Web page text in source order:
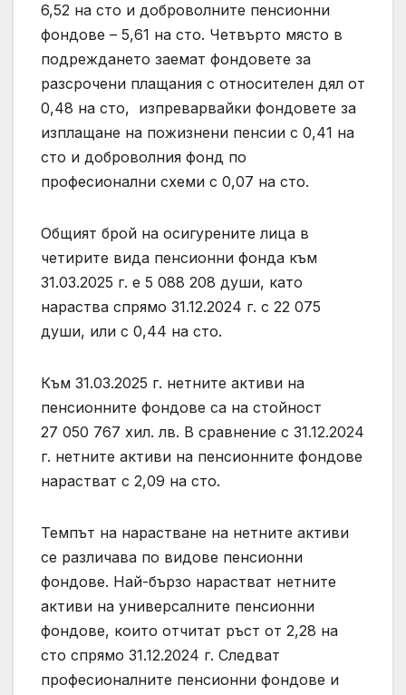
6,52 на сто и доброволните пенсионни
фондове – 5,61 на сто. Четвърто място в
подреждането заемат фондовете за
разсрочени плащания с относителен дял от
0,48 на сто, изпреварвайки фондовете за
изплащане на пожизнени пенсии с 0,41 на
сто и доброволния фонд по
професионални схеми с 0,07 на сто.
Общият брой на осигурените лица в
четирите вида пенсионни фонда към
31.03.2025 г. е 5 088 208 души, като
нараства спрямо 31.12.2024 г. с 22 075
души, или с 0,44 на сто.
Към 31.03.2025 г. нетните активи на
пенсионните фондове са на стойност
27 050 767 хил. лв. В сравнение с 31.12.2024
г. нетните активи на пенсионните фондове
нарастват с 2,09 на сто.
Темпът на нарастване на нетните активи
се различава по видове пенсионни
фондове. Най-бързо нарастват нетните
активи на универсалните пенсионни
фондове, които отчитат ръст от 2,28 на
сто спрямо 31.12.2024 г. Следват
професионалните пенсионни фондове и